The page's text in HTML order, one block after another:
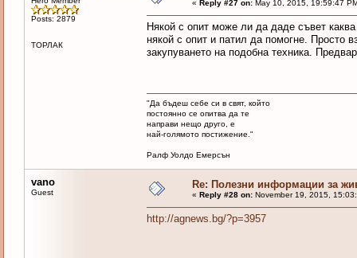
Posts: 2879
ТОРЛАК
« Reply #27 on:May 10, 2015, 19:59:47
Някой с опит може ли да даде съвет
някой с опит и патил да помогне. Просто
закупуването на подобна техника.
"Да бъдеш себе си в свят, който
постоянно се опитва да те
направи нещо друго, е
най-голямото постижение."
Ралф Уолдо Емерсън
vano
Guest
Re: Полезни информации за
« Reply #28 on:November 19, 2015,
http://agnews.bg/?p=3957